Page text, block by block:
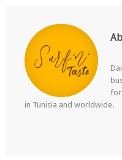
for
in Tunisia and worldwide.